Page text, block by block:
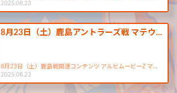
2025.08.23
8月23日（土）鹿島アントラーズ戦 マテウ…
8月23日（土）鹿島戦関連コンテンツ アルビムービーZ マ…
2025.08.23